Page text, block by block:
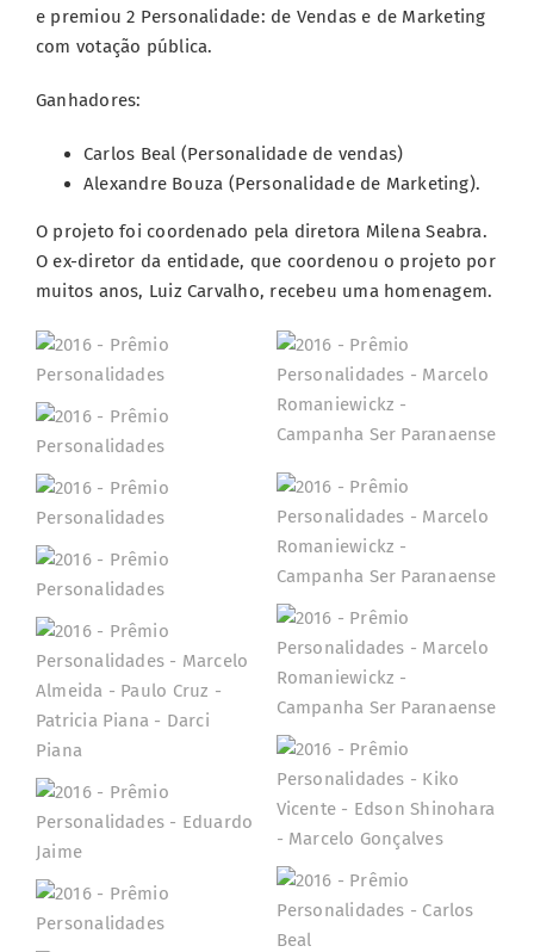
e premiou 2 Personalidade: de Vendas e de Marketing
com votação pública.
Ganhadores:
Carlos Beal (Personalidade de vendas)
Alexandre Bouza (Personalidade de Marketing).
O projeto foi coordenado pela diretora Milena Seabra.
O ex-diretor da entidade, que coordenou o projeto por
muitos anos, Luiz Carvalho, recebeu uma homenagem.